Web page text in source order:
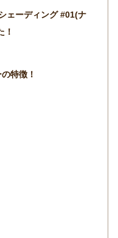
ェーディング #01(ナ
！
特徴！